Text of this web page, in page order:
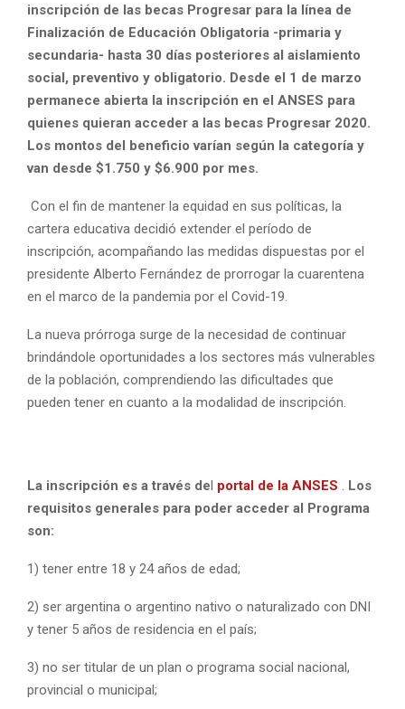
inscripción de las becas Progresar para la línea de
Finalización de Educación Obligatoria -primaria y
secundaria- hasta 30 días posteriores al aislamiento
social, preventivo y obligatorio. Desde el 1 de marzo
permanece abierta la inscripción en el ANSES para
quienes quieran acceder a las becas Progresar 2020.
Los montos del beneficio varían según la categoría y
van desde $1.750 y $6.900 por mes.
Con el fin de mantener la equidad en sus políticas, la
cartera educativa decidió extender el período de
inscripción, acompañando las medidas dispuestas por el
presidente Alberto Fernández de prorrogar la cuarentena
en el marco de la pandemia por el Covid-19.
La nueva prórroga surge de la necesidad de continuar
brindándole oportunidades a los sectores más vulnerables
de la población, comprendiendo las dificultades que
pueden tener en cuanto a la modalidad de inscripción.
La inscripción es a través del portal de la ANSES
Los
requisitos generales para poder acceder al Programa
son:
1) tener entre 18 y 24 años de edad;
2) ser argentina o argentino nativo o naturalizado con DNI
y tener 5 años de residencia en el país;
3) no ser titular de un plan o programa social nacional,
provincial o municipal;